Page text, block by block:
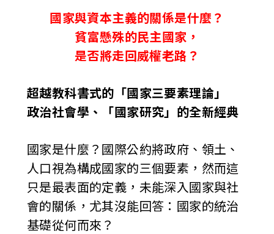
國家與資本主義的關係是什麼？
貧富懸殊的民主國家，
是否將走回威權老路？
超越教科書式的「國家三要素理論」
政治社會學、「國家研究」的全新經典
國家是什麼？國際公約將政府、領土、
人口視為構成國家的三個要素，然而這
只是最表面的定義，未能深入國家與社
會的關係，尤其沒能回答：國家的統治
基礎從何而來？